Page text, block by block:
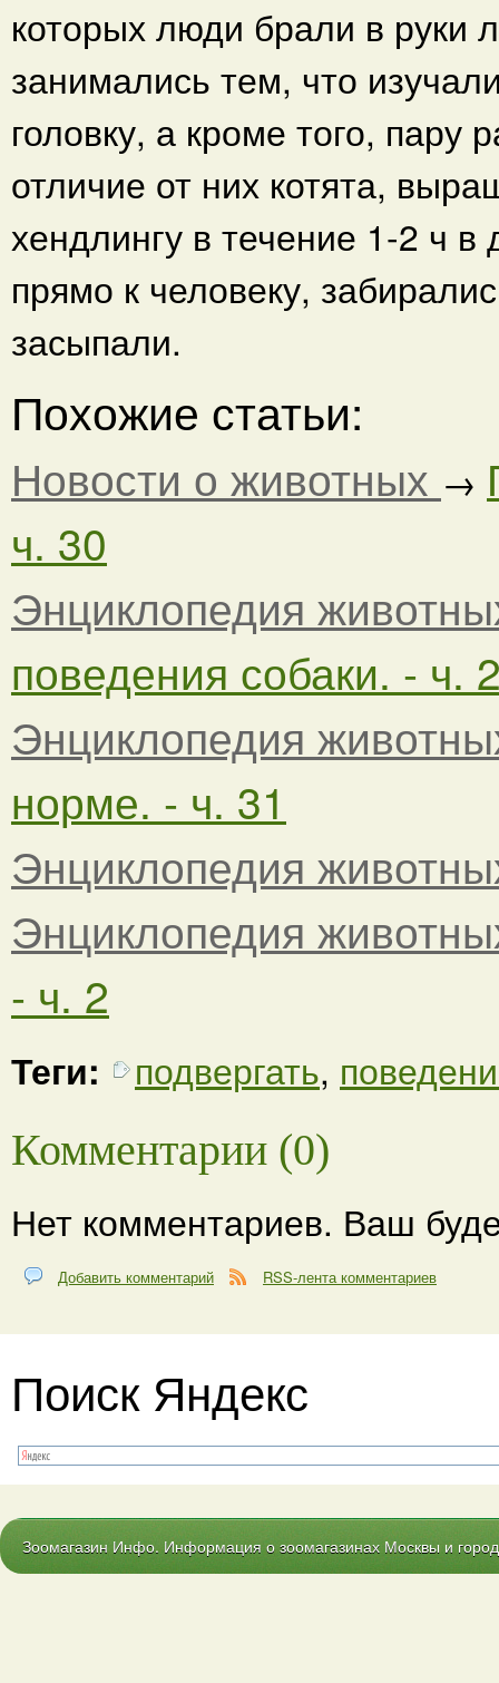
которых люди брали в
занимались тем, что
головку, а кроме того, пару
отличие от них котята,
хендлингу в течение 1-2 ч
прямо к человеку,
засыпали.
Похожие статьи:
Новости о животных →
ч. 30
Энциклопедия
поведения собаки. - ч.
Энциклопедия
норме. - ч. 31
Энциклопедия
Энциклопедия
- ч. 2
Теги: подвергать,
Комментарии (0)
Нет комментариев. Ваш
Добавить комментарий RSS-лента комментариев
Поиск Яндекс
Зоомагазин Инфо. Информация о зоомагазинах Москвы и